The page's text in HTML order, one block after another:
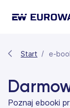
Start e-
Poznaj ebooki